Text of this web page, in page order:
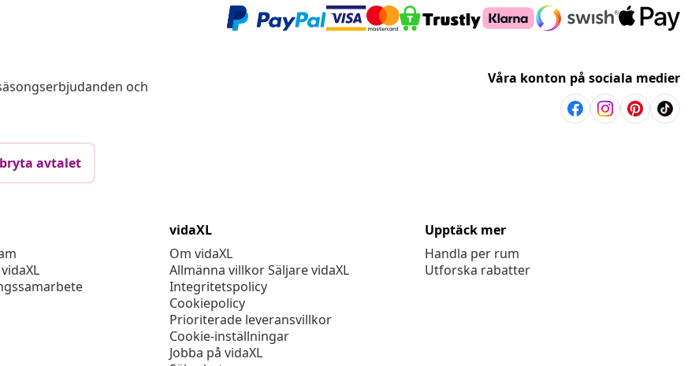
och
Våra konton på sociala medier
avtalet
vidaXL
Om vidaXL
Allmänna villkor Säljare vidaXL
Integritetspolicy
Cookiepolicy
Prioriterade leveransvillkor
Cookie-inställningar
Jobba på vidaXL
Upptäck mer
Handla per rum
Utforska rabatter